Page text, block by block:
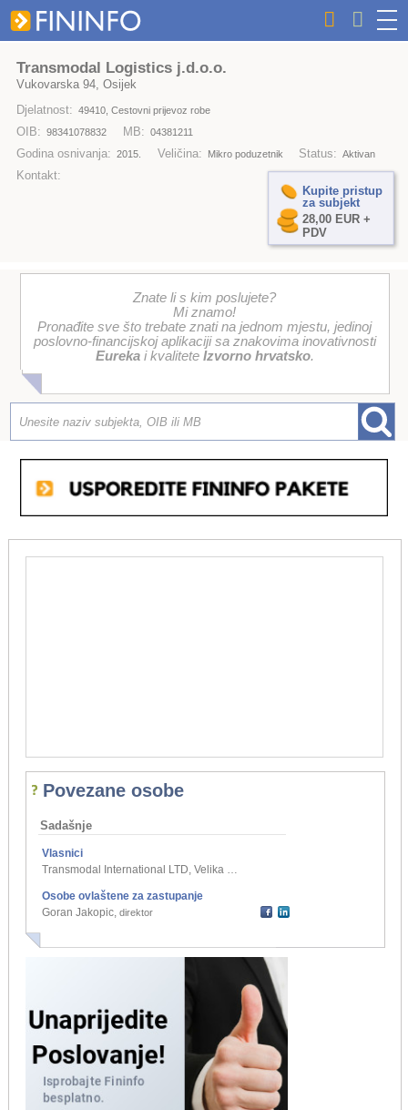
Transmodal Logistics j.d.o.o.
Vukovarska 94, Osijek
Djelatnost: 49410, Cestovni prijevoz robe
OIB: 98341078832 MB: 04381211
Godina osnivanja: 2015. Veličina: Mikro poduzetnik Status: Aktivan
Kontakt:
Kupite pristup
za subjekt
28,00 EUR +
PDV
Znate li s kim poslujete?
Mi znamo!
Pronađite sve što trebate znati na jednom mjestu, jedinoj
poslovno-financijskoj aplikaciji sa znakovima inovativnosti
Eurekai kvalitete Izvorno hrvatsko.
Povezane osobe
Sadašnje
Vlasnici
Transmodal International LTD, Velika Britanija i Sj. Irska
Osobe ovlaštene za zastupanje
Goran Jakopic, direktor